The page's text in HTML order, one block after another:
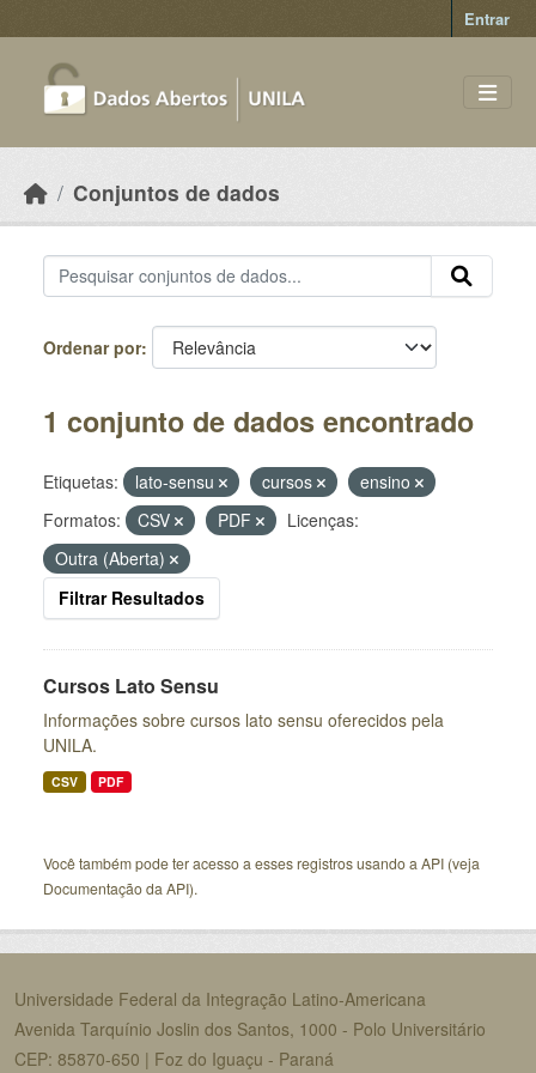
Entrar
Conjuntos de dados
Ordenar por
1 conjunto de dados encontrado
Etiquetas: lato-sensu cursos
ensino
Formatos:
CSV PDF
Licenças:
Outra (Aberta)
Filtrar Resultados
Cursos Lato Sensu
Informações sobre cursos lato sensu oferecidos pela
UNILA.
CSV PDF
Você também pode ter acesso a esses registros usando a API (veja
Documentação da API).
Universidade Federal da Integração Latino-Americana
Avenida Tarquínio Joslin dos Santos, 1000 - Polo Universitário
CEP: 85870-650 | Foz do Iguaçu - Paraná